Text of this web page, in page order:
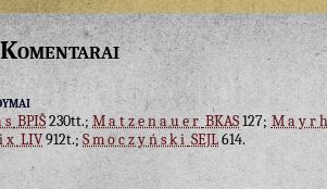
BPIŠ230tt.;Matzenauer BKAS127;
LIV912t.; SmoczyńskiSEJL614.